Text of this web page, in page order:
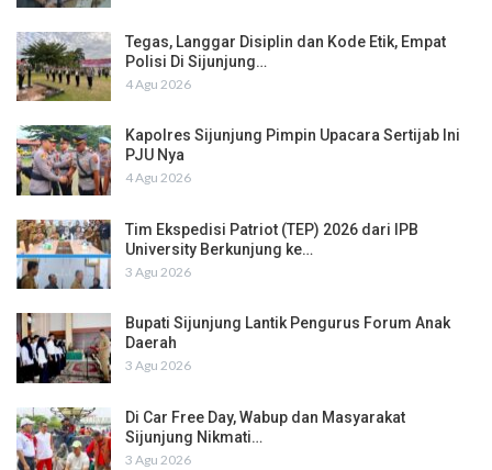
Tegas, Langgar Disiplin dan Kode Etik, Empat
Polisi Di Sijunjung…
4 Agu 2026
Kapolres Sijunjung Pimpin Upacara Sertijab Ini
PJU Nya
4 Agu 2026
Tim Ekspedisi Patriot (TEP) 2026 dari IPB
University Berkunjung ke…
3 Agu 2026
Bupati Sijunjung Lantik Pengurus Forum Anak
Daerah
3 Agu 2026
Di Car Free Day, Wabup dan Masyarakat
Sijunjung Nikmati…
3 Agu 2026